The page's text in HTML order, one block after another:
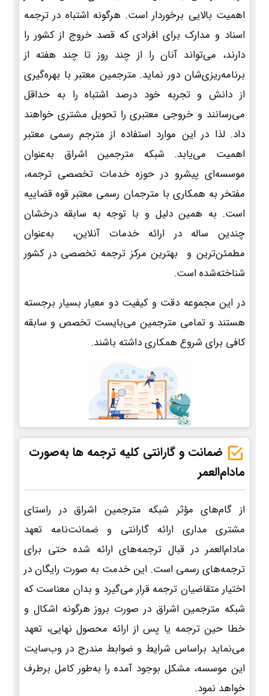
اهمیت بالایی برخوردار است. هرگونه اشتباه در ترجمه
اسناد و مدارک برای افرادی که قصد خروج از کشور را
دارند، می‌تواند آنان را از چند روز تا چند هفته از
برنامه‌ریزی‌شان دور نماید. مترجمین معتبر با بهره‌گیری
از دانش و تجربه خود درصد اشتباه را به حداقل
می‌رسانند و خروجی معتبری را تحویل مشتری خواهند
داد. لذا در این موارد استفاده از مترجم رسمی معتبر
اهمیت می‌یابد. شبکه مترجمین اشراق به‌عنوان
موسسه‌ای پیشرو در حوزه خدمات تخصصی ترجمه،
مفتخر به همکاری با مترجمان رسمی معتبر قوه قضاییه
است. به همین دلیل و با توجه به سابقه درخشان
چندین ساله در ارائه خدمات آنلاین، به‌عنوان
مطمئن‌ترین و بهترین مرکز ترجمه تخصصی در کشور
شناخته‌شده است.
در این مجموعه دقت و کیفیت دو معیار بسیار برجسته
هستند و تمامی مترجمین می‌بایست تخصص و سابقه
کافی برای شروع همکاری داشته باشند.
ضمانت و گارانتی کلیه ترجمه ها به‌صورت
مادام‌العمر
از گام‌های مؤثر شبکه مترجمین اشراق در راستای
مشتری مداری ارائه گارانتی و ضمانت‌نامه تعهد
مادام‌العمر در قبال ترجمه‌های ارائه شده حتی برای
ترجمه‌های رسمی است. این خدمت به صورت رایگان در
اختیار متقاضیان ترجمه قرار می‌گیرد و بدان معناست که
شبکه مترجمین اشراق در صورت بروز هرگونه اشکال و
خطا حین ترجمه یا پس از ارائه محصول نهایی، تعهد
می‌نماید براساس شرایط و ضوابط مندرج در وب‌سایت
این موسسه، مشکل بوجود آمده را به‌طور کامل برطرف
خواهد نمود.